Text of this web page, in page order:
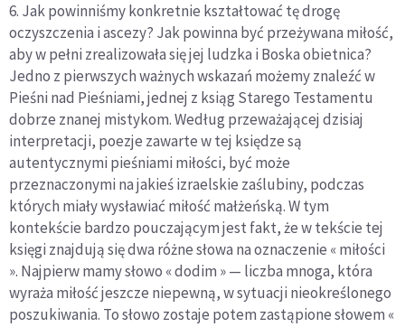
6. Jak powinniśmy konkretnie kształtować tę drogę
oczyszczenia i ascezy? Jak powinna być przeżywana miłość,
aby w pełni zrealizowała się jej ludzka i Boska obietnica?
Jedno z pierwszych ważnych wskazań możemy znaleźć w
Pieśni nad Pieśniami, jednej z ksiąg Starego Testamentu
dobrze znanej mistykom. Według przeważającej dzisiaj
interpretacji, poezje zawarte w tej księdze są
autentycznymi pieśniami miłości, być może
przeznaczonymi na jakieś izraelskie zaślubiny, podczas
których miały wysławiać miłość małżeńską. W tym
kontekście bardzo pouczającym jest fakt, że w tekście tej
księgi znajdują się dwa różne słowa na oznaczenie « miłości
». Najpierw mamy słowo « dodim » — liczba mnoga, która
wyraża miłość jeszcze niepewną, w sytuacji nieokreślonego
poszukiwania. To słowo zostaje potem zastąpione słowem «